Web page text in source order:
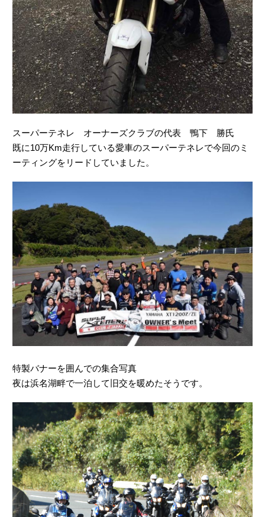
スーパーテネレ オーナーズクラブの代表 鴨下 勝氏
既に10万Km走行している愛車のスーパーテネレで今回のミ
ーティングをリードしていました。
特製バナーを囲んでの集合写真
夜は浜名湖畔で一泊して旧交を暖めたそうです。